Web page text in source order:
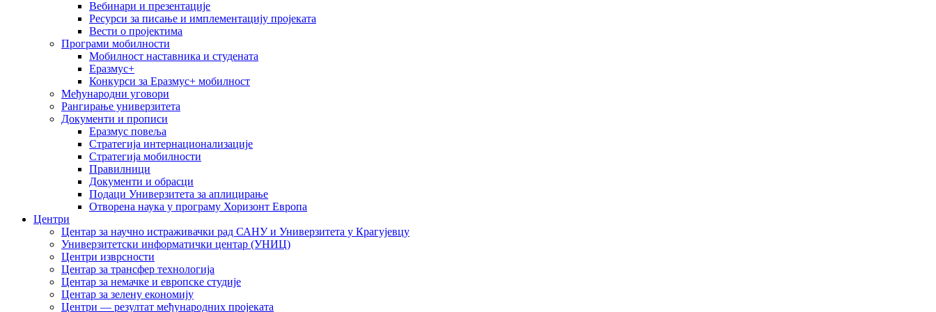
Вебинари и презентације
Ресурси за писање и имплементацију пројеката
Вести о пројектима
Програми мобилности
Мобилност наставника и студената
Еразмус+
Конкурси за Еразмус+ мобилност
Међународни уговори
Рангирање универзитета
Документи и прописи
Еразмус повеља
Стратегија интернационализације
Стратегија мобилности
Правилници
Документи и обрасци
Подаци Универзитета за аплицирање
Отворена наука у програму Хоризонт Европа
Центри
Центар за научно истраживачки рад САНУ и Универзитета у Крагујевцу
Универзитетски информатички центар (УНИЦ)
Центри изврсности
Центар за трансфер технологија
Центар за немачке и европске студије
Центар за зелену економију
Центри — резултат међународних пројеката